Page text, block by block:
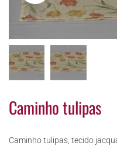
Caminho tulipas
Caminho tulipas, tecido